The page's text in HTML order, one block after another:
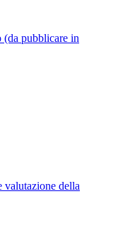
pubblicare in
valutazione della